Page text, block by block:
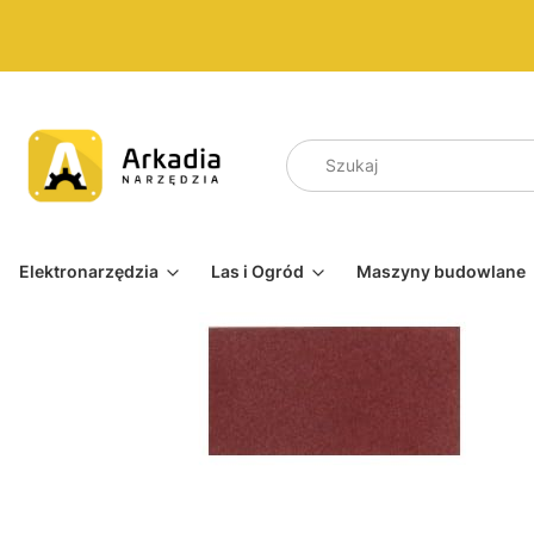
Elektronarzędzia Las i Ogród Maszyny budowlane